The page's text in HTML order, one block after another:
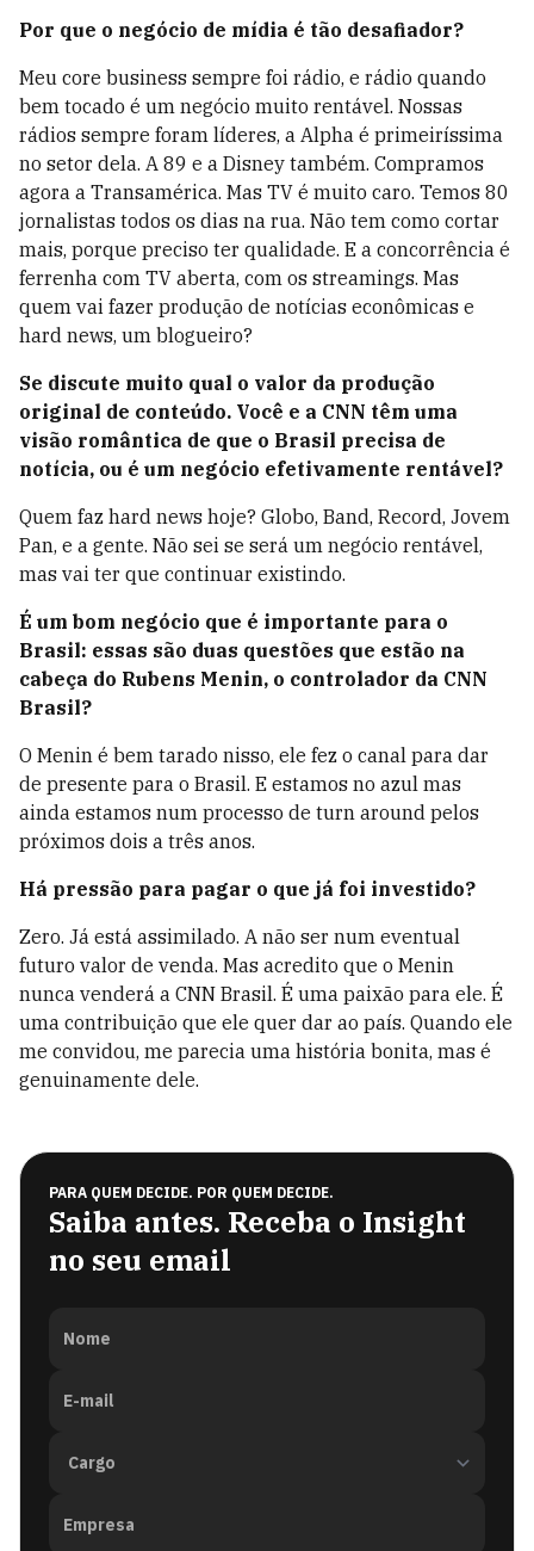
Por que o negócio de mídia é tão desafiador?
Meu core business sempre foi rádio, e rádio quando
bem tocado é um negócio muito rentável. Nossas
rádios sempre foram líderes, a Alpha é primeiríssima
no setor dela. A 89 e a Disney também. Compramos
agora a Transamérica. Mas TV é muito caro. Temos 80
jornalistas todos os dias na rua. Não tem como cortar
mais, porque preciso ter qualidade. E a concorrência é
ferrenha com TV aberta, com os streamings. Mas
quem vai fazer produção de notícias econômicas e
hard news, um blogueiro?
Se discute muito qual o valor da produção
original de conteúdo. Você e a CNN têm uma
visão romântica de que o Brasil precisa de
notícia, ou é um negócio efetivamente rentável?
Quem faz hard news hoje? Globo, Band, Record, Jovem
Pan, e a gente. Não sei se será um negócio rentável,
mas vai ter que continuar existindo.
É um bom negócio que é importante para o
Brasil: essas são duas questões que estão na
cabeça do Rubens Menin, o controlador da CNN
Brasil?
O Menin é bem tarado nisso, ele fez o canal para dar
de presente para o Brasil. E estamos no azul mas
ainda estamos num processo de turn around pelos
próximos dois a três anos.
Há pressão para pagar o que já foi investido?
Zero. Já está assimilado. A não ser num eventual
futuro valor de venda. Mas acredito que o Menin
nunca venderá a CNN Brasil. É uma paixão para ele. É
uma contribuição que ele quer dar ao país. Quando ele
me convidou, me parecia uma história bonita, mas é
genuinamente dele.
PARA QUEM DECIDE. POR QUEM DECIDE.
Saiba antes. Receba o Insight
no seu email
Nome
E-mail
Empresa